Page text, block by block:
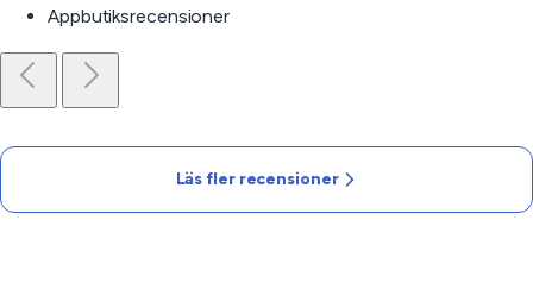
Appbutiksrecensioner
Läs fler recensioner